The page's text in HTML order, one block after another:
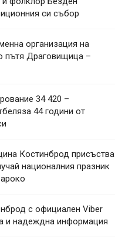
си събор
организация на
пътя Драговищица –
34 420 –
44 години от
Костинброд присъства
националния празник
с официален Viber
и надеждна информация